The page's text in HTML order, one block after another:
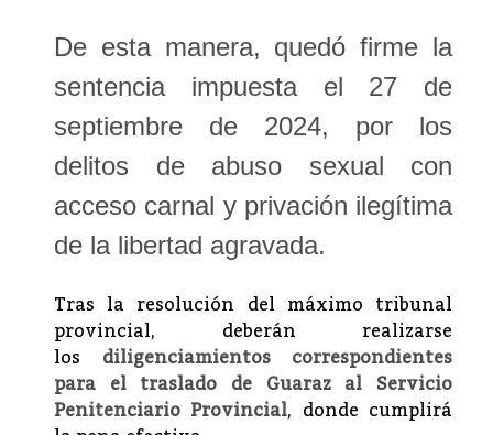
De esta manera, quedó firme la
sentencia impuesta el 27 de
septiembre de 2024, por los
delitos de abuso sexual con
acceso carnal y privación ilegítima
de la libertad agravada.
Tras la resolución del máximo tribunal
provincial, deberán realizarse
los diligenciamientos correspondientes
para el traslado de Guaraz al Servicio
Penitenciario Provincial, donde cumplirá